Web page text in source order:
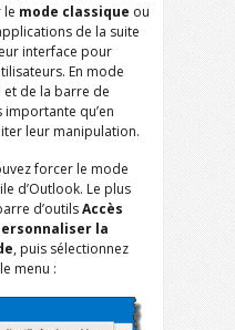
le mode classique ou
de la suite
interface pour
En mode
de la barre de
qu’en
leur manipulation.
forcer le mode
d’Outlook. Le plus
d’outilsAccès
la
, puis sélectionnez
menu :